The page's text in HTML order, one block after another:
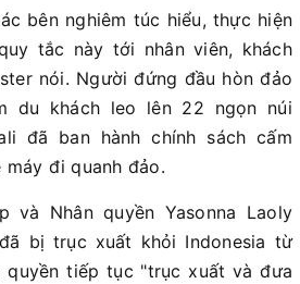
bên nghiêm túc hiểu, thực hiện
tắc này tới nhân viên, khách
nói. Người đứng đầu hòn đảo
du khách leo lên 22 ngọn núi
đã ban hành chính sách cấm
đi quanh đảo.
và Nhân quyền Yasonna Laoly
bị trục xuất khỏi Indonesia từ
quyền tiếp tục "trục xuất và đưa